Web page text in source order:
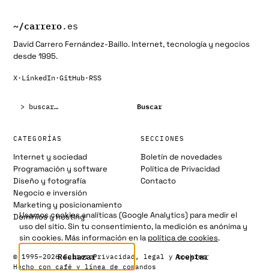
~/carrero.es
David Carrero Fernández-Baillo. Internet, tecnología y negocios
desde 1995.
X· LinkedIn·GitHub· RSS
Buscar
CATEGORÍAS
Internet y sociedad
Programación y software
Diseño y fotografía
Negocio e inversión
Marketing y posicionamiento
Dominios y hosting
SECCIONES
Boletín de novedades
Política de Privacidad
Contacto
© 1995–2026 CarreroPrivacidad, legal y cookies
Hecho con café y línea de comandos
Usamos cookies analíticas (Google Analytics) para medir el
uso del sitio. Sin tu consentimiento, la medición es anónima y
sin cookies. Más información en lapolítica de cookies.
Rechazar Aceptar